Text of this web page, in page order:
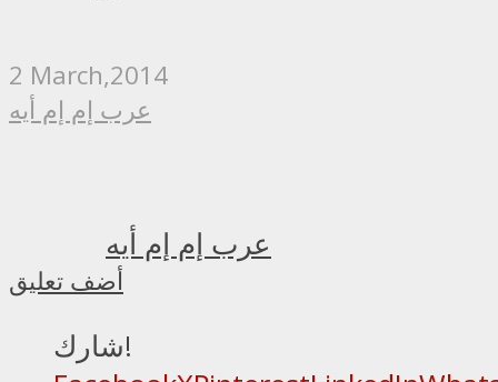
2 March,2014
عرب إم إم أيه
عرب إم إم أيه
أضف تعليق
شارك!